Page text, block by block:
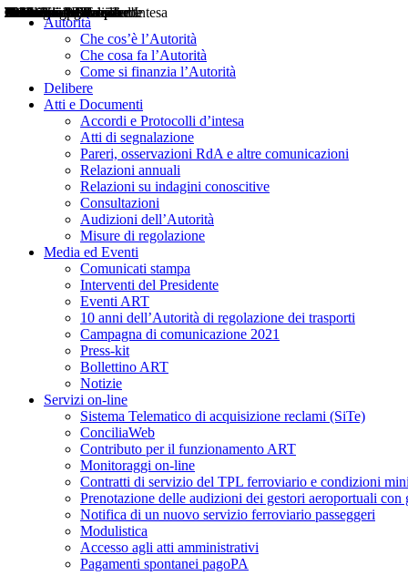
Autorità
Che cos’è l’Autorità
Che cosa fa l’Autorità
Come si finanzia l’Autorità
Delibere
Atti e Documenti
Accordi e Protocolli d’intesa
Atti di segnalazione
Pareri, osservazioni RdA e altre comunicazioni
Relazioni annuali
Relazioni su indagini conoscitive
Consultazioni
Audizioni dell’Autorità
Misure di regolazione
Media ed Eventi
Comunicati stampa
Interventi del Presidente
Eventi ART
10 anni dell’Autorità di regolazione dei trasporti
Campagna di comunicazione 2021
Press-kit
Bollettino ART
Notizie
Servizi on-line
Sistema Telematico di acquisizione reclami (SiTe)
ConciliaWeb
Contributo per il funzionamento ART
Monitoraggi on-line
Contratti di servizio del TPL ferroviario e condizioni
Prenotazione delle audizioni dei gestori aeroportuali con
Notifica di un nuovo servizio ferroviario passeggeri
Modulistica
Accesso agli atti amministrativi
Pagamenti spontanei pagoPA
Delibere
Pareri
Consultazioni
Audizioni
Atti di Segnalazione
Accordi e Protocolli d'Intesa
Relazioni annuali
Misure di regolazione
Notizie
Comunicati Stampa
Bollettini ART
Convegni ART
Interviste del Presidente
Articoli in primo piano
Interventi del Presidente
2004
2005
2010
2013
2014
2015
2016
2017
2018
2019
202
2020
2021
2022
2023
2024
2025
2026
Aereo
Marittimo
Terrestre